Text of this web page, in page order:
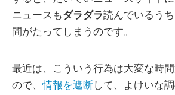
ニュースもダラダラ読んでいるう
間がたってしまうのです。
最近は、こういう行為は大変な時
ので、情報を遮断して、よけいな